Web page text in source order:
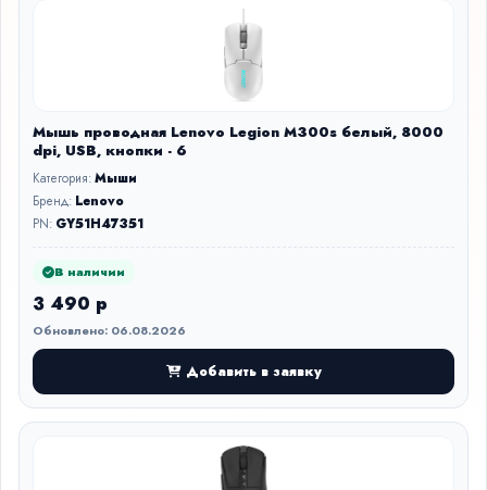
Мышь проводная Lenovo Legion M300s белый, 8000
dpi, USB, кнопки - 6
Категория:Мыши
Бренд: Lenovo
PN: GY51H47351
В наличии
3 490 р
Обновлено: 06.08.2026
Добавить в заявку